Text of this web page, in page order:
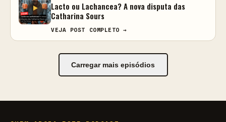
Lacto ou Lachancea? A nova disputa das
Catharina Sours
VEJA POST COMPLETO →
Carregar mais episódios